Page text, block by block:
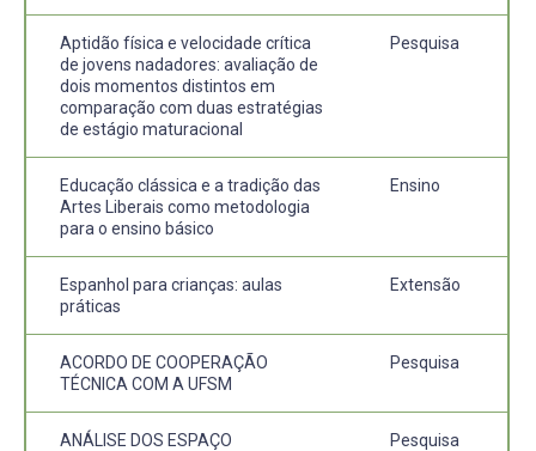
Aptidão física e velocidade crítica
de jovens nadadores: avaliação de
dois momentos distintos em
comparação com duas estratégias
de estágio maturacional
Pesquisa
Educação clássica e a tradição das
Artes Liberais como metodologia
para o ensino básico
Ensino
Espanhol para crianças: aulas
práticas
Extensão
ACORDO DE COOPERAÇÃO
TÉCNICA COM A UFSM
Pesquisa
ANÁLISE DOS ESPAÇO
Pesquisa